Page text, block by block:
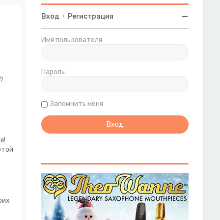
Вход • Регистрация
Имя пользователя:
Пароль:
Запомнить меня